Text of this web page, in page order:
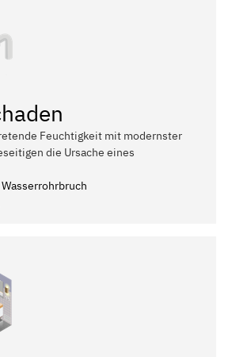
Feuchtigkeit mit modernster
die Ursache eines
Wasserrohrbruch